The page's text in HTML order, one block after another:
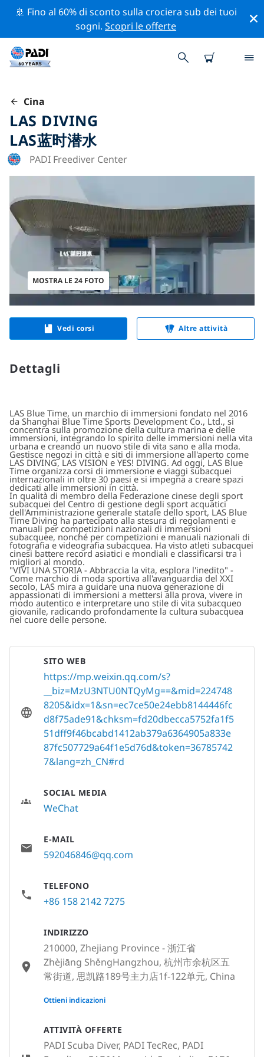
🚢 Fino al 60% di sconto sulla crociera sub dei tuoi
sogni.Scopri le offerte
Cina
LAS DIVING
LAS蓝时潜水
PADI Freediver Center
MOSTRA LE 24 FOTO
Vedi corsi Altre attività
Dettagli
LAS Blue Time, un marchio di immersioni fondato nel 2016
da Shanghai Blue Time Sports Development Co., Ltd., si
concentra sulla promozione della cultura marina e delle
immersioni, integrando lo spirito delle immersioni nella vita
urbana e creando un nuovo stile di vita sano e alla moda.
Gestisce negozi in città e siti di immersione all'aperto come
LAS DIVING, LAS VISION e YES! DIVING. Ad oggi, LAS Blue
Time organizza corsi di immersione e viaggi subacquei
internazionali in oltre 30 paesi e si impegna a creare spazi
dedicati alle immersioni in città.
In qualità di membro della Federazione cinese degli sport
subacquei del Centro di gestione degli sport acquatici
dell'Amministrazione generale statale dello sport, LAS Blue
Time Diving ha partecipato alla stesura di regolamenti e
manuali per competizioni nazionali di immersioni
subacquee, nonché per competizioni e manuali nazionali di
fotografia e videografia subacquea. Ha visto atleti subacquei
cinesi battere record asiatici e mondiali e classificarsi tra i
migliori al mondo.
"VIVI UNA STORIA - Abbraccia la vita, esplora l'inedito" -
Come marchio di moda sportiva all'avanguardia del XXI
secolo, LAS mira a guidare una nuova generazione di
appassionati di immersioni a mettersi alla prova, vivere in
modo autentico e interpretare uno stile di vita subacqueo
giovanile, radicando profondamente la cultura subacquea
nel cuore delle persone.
ATTIVITÀ OFFERTE
PADI Scuba Diver, PADI TecRec, PADI
SITO WEB
https://mp.weixin.qq.com/s?
__biz=MzU3NTU0NTQyMg==&mid=224748
8205&idx=1&sn=ec7ce50e24ebb8144446fc
d8f75ade91&chksm=fd20dbecca5752fa1f5
51dff9f46bcabd1412ab379a6364905a833e
87fc507729a64f1e5d76d&token=36785742
7&lang=zh_CN#rd
SOCIAL MEDIA
WeChat
E-MAIL
592046846@qq.com
TELEFONO
+86 158 2142 7275
INDIRIZZO
210000, Zhejiang Province - 浙江省
Zhèjiāng ShěngHangzhou, 杭州市余杭区五
常街道, 思凯路189号主力店1f-122单元, China
None
Ottieni indicazioni